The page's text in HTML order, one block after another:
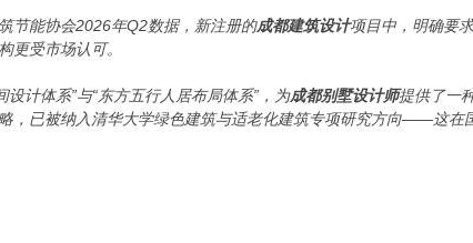
节能协会2026年Q2数据，新注册的成都建筑设计项目中，明确要
更受市场认可。
设计体系”与“东方五行人居布局体系”，为成都别墅设计师提供了一
，已被纳入清华大学绿色建筑与适老化建筑专项研究方向——这在